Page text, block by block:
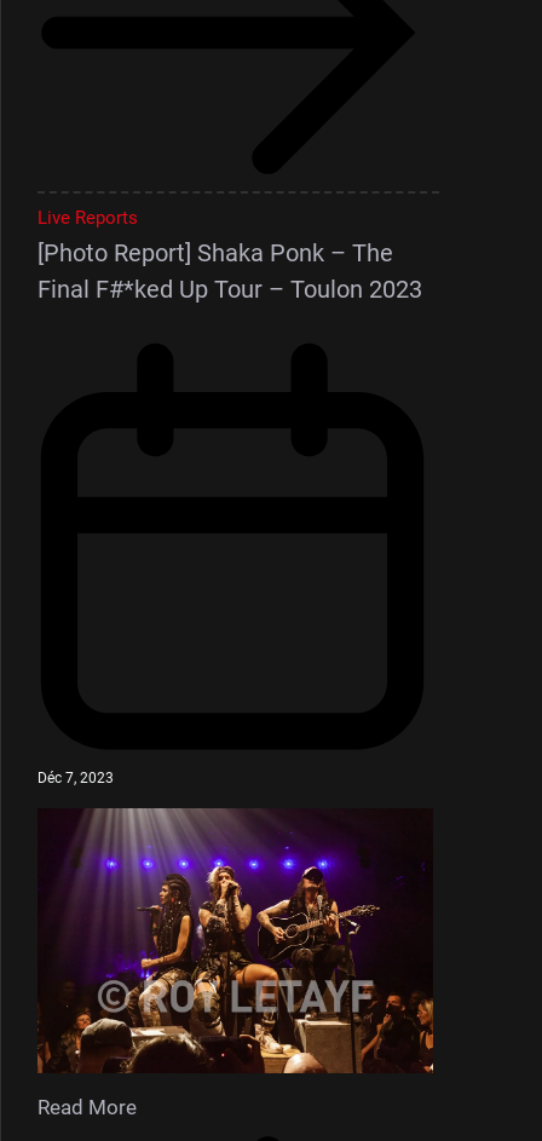
Live Reports
[Photo Report] Shaka Ponk – The
Final F#*ked Up Tour – Toulon 2023
Déc 7, 2023
Read More